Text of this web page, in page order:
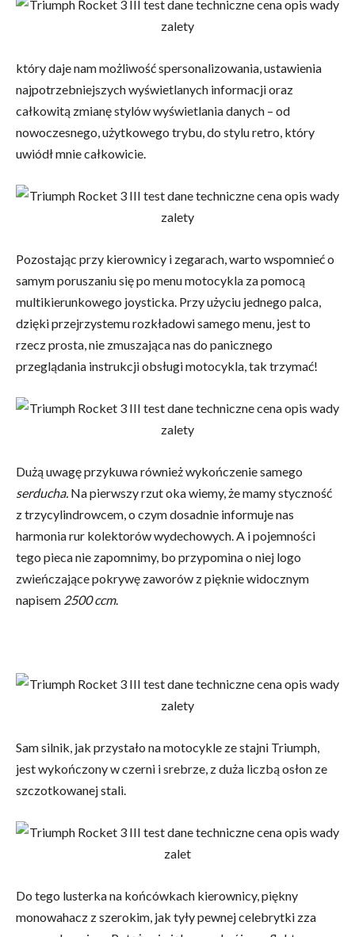
który daje nam możliwość spersonalizowania, ustawienia
najpotrzebniejszych wyświetlanych informacji oraz
całkowitą zmianę stylów wyświetlania danych – od
nowoczesnego, użytkowego trybu, do stylu retro, który
uwiódł mnie całkowicie.
Pozostając przy kierownicy i zegarach, warto wspomnieć o
samym poruszaniu się po menu motocykla za pomocą
multikierunkowego joysticka. Przy użyciu jednego palca,
dzięki przejrzystemu rozkładowi samego menu, jest to
rzecz prosta, nie zmuszająca nas do panicznego
przeglądania instrukcji obsługi motocykla, tak trzymać!
Dużą uwagę przykuwa również wykończenie samego
serducha. Na pierwszy rzut oka wiemy, że mamy styczność
z trzycylindrowcem, o czym dosadnie informuje nas
harmonia rur kolektorów wydechowych. A i pojemności
tego pieca nie zapomnimy, bo przypomina o niej logo
zwieńczające pokrywę zaworów z pięknie widocznym
napisem 2500 ccm.
Sam silnik, jak przystało na motocykle ze stajni Triumph,
jest wykończony w czerni i srebrze, z duża liczbą osłon ze
szczotkowanej stali.
Do tego lusterka na końcówkach kierownicy, piękny
monowahacz z szerokim, jak tyły pewnej celebrytki zza